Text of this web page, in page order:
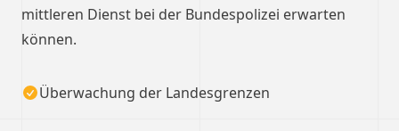
mittleren Dienst bei der Bundespolizei erwarten
können.
Überwachung der Landesgrenzen